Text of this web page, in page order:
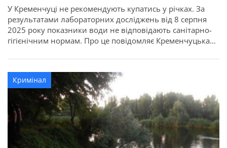
У Кременчуці не рекомендують купатись у річках. За
результатами лабораторних досліджень від 8 серпня
2025 року показники води не відповідають санітарно-
гігієнічним нормам. Про це повідомляє Кременчуцька
палички: Кишкові ентерококи та Е.coli у досліджених
зразках не виявлені. З метою недопущення
виникнення та розповсюдження інфекційних
захворювань санлікарі не рекомендують купатися на
центральному […]
Кримінал